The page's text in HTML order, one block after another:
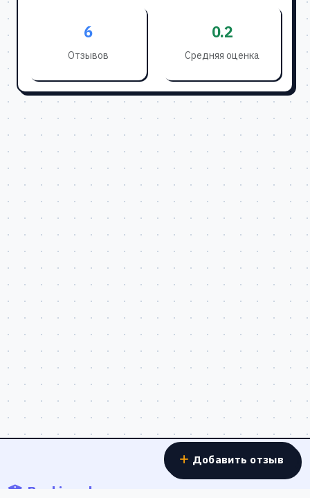
6
Отзывов
0.2
Средняя оценка
Banki.work
Добавить отзыв